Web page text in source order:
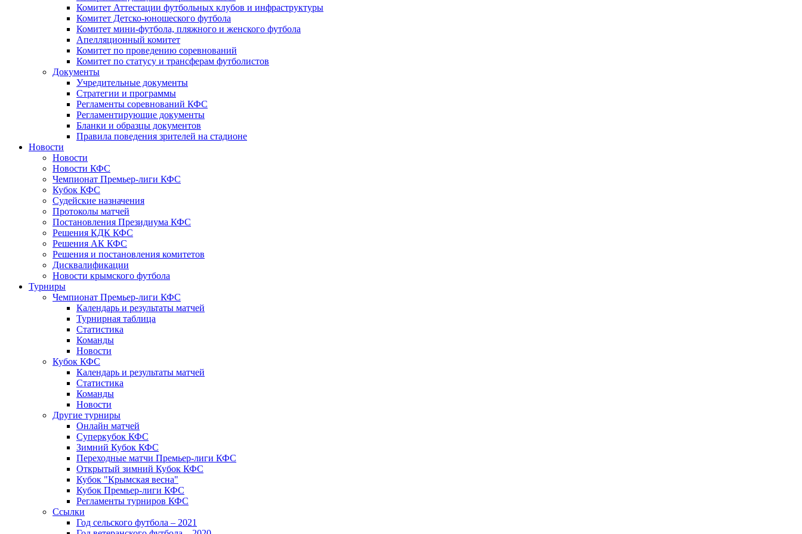
Комитет Аттестации футбольных клубов и инфраструктуры
Комитет Детско-юношеского футбола
Комитет мини-футбола, пляжного и женского футбола
Апелляционный комитет
Комитет по проведению соревнований
Комитет по статусу и трансферам футболистов
Документы
Учредительные документы
Стратегии и программы
Регламенты соревнований КФС
Регламентирующие документы
Бланки и образцы документов
Правила поведения зрителей на стадионе
Новости
Новости
Новости КФС
Чемпионат Премьер-лиги КФС
Кубок КФС
Судейские назначения
Протоколы матчей
Постановления Президиума КФС
Решения КДК КФС
Решения АК КФС
Решения и постановления комитетов
Дисквалификации
Новости крымского футбола
Турниры
Чемпионат Премьер-лиги КФС
Календарь и результаты матчей
Турнирная таблица
Статистика
Команды
Новости
Кубок КФС
Календарь и результаты матчей
Статистика
Команды
Новости
Другие турниры
Онлайн матчей
Суперкубок КФС
Зимний Кубок КФС
Переходные матчи Премьер-лиги КФС
Открытый зимний Кубок КФС
Кубок "Крымская весна"
Кубок Премьер-лиги КФС
Регламенты турниров КФС
Ссылки
Год сельского футбола – 2021